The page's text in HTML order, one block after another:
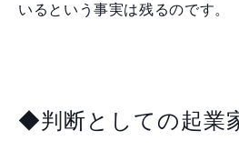
いるという事実は残るのです。
◆判断としての起業